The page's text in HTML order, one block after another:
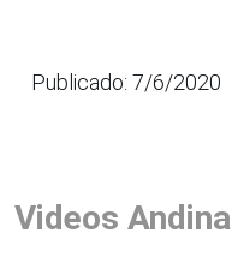
Publicado: 7/6/2020
Videos Andina